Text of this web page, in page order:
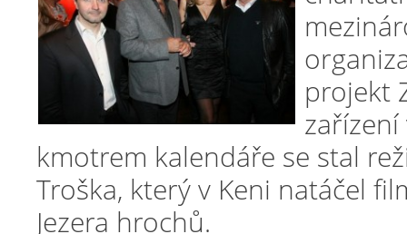
projekt
kmotrem kalendáře se stal
Troška, který v Keni natáčel
Jezera hrochů.